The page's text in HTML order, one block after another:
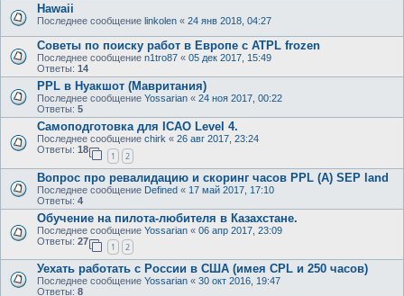
Hawaii
Последнее сообщение linkolen « 24 янв 2018, 04:27
Советы по поиску работ в Европе с ATPL frozen
Последнее сообщение n1tro87 « 05 дек 2017, 15:49
Ответы: 14
PPL в Нуакшот (Мавритания)
Последнее сообщение Yossarian « 24 ноя 2017, 00:22
Ответы: 5
Самоподготовка для ICAO Level 4.
Последнее сообщение chirk « 26 авг 2017, 23:24
Ответы: 18
1 2
Вопрос про ревалидацию и скоринг часов PPL (A) SEP land
Последнее сообщение Defined « 17 май 2017, 17:10
Ответы: 4
Обучение на пилота-любителя в Казахстане.
Последнее сообщение Yossarian « 06 апр 2017, 23:09
Ответы: 27
1 2
Уехать работать с России в США (имея CPL и 250 часов)
Последнее сообщение Yossarian « 30 окт 2016, 19:47
Ответы: 8